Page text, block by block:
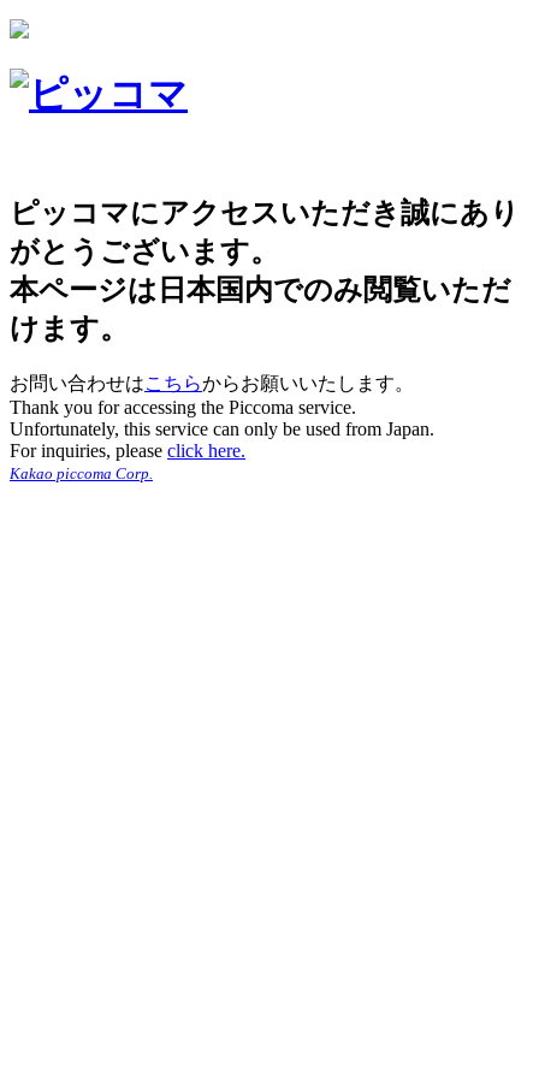
ピッコマにアクセスいただき誠にあり
がとうございます。
本ページは日本国内でのみ閲覧いただ
けます。
お問い合わせはこちらからお願いいたします。
Thank you for accessing the Piccoma service.
Unfortunately, this service can only be used from Japan.
For inquiries, please click here.
Kakao piccoma Corp.